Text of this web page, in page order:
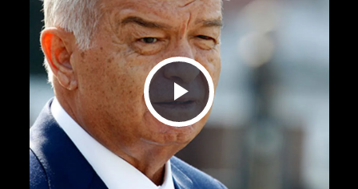
Play Video